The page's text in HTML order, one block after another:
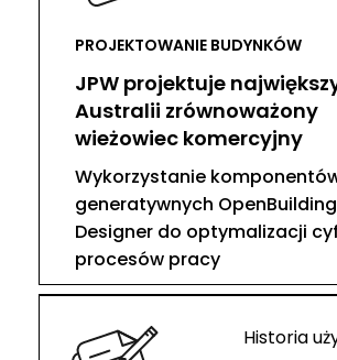
PROJEKTOWANIE BUDYNKÓW
JPW projektuje
Australii zrównoważony
wieżowiec komercyjny
Wykorzystanie
generatywnych
Designer do optymalizacji
procesów pracy
Historia